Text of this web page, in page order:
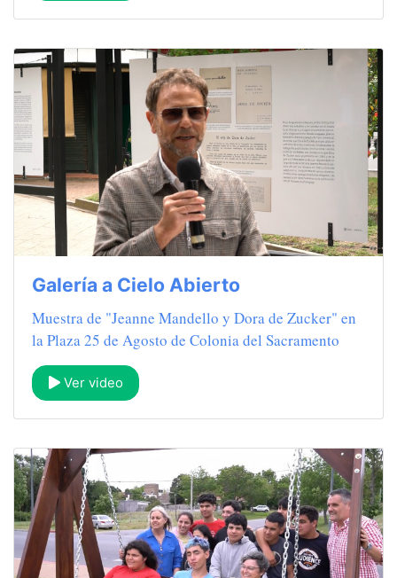
Galería a Cielo Abierto
Muestra de "Jeanne Mandello y Dora de Zucker" en
la Plaza 25 de Agosto de Colonia del Sacramento
Ver video